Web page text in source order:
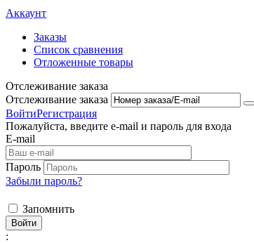
Аккаунт
Заказы
Список сравнения
Отложенные товары
Отслеживание заказа
Отслеживание заказа
ВойтиРегистрация
Пожалуйста, введите e-mail и пароль для входа
E-mail
Пароль
Забыли пароль?
Запомнить
Войти
: